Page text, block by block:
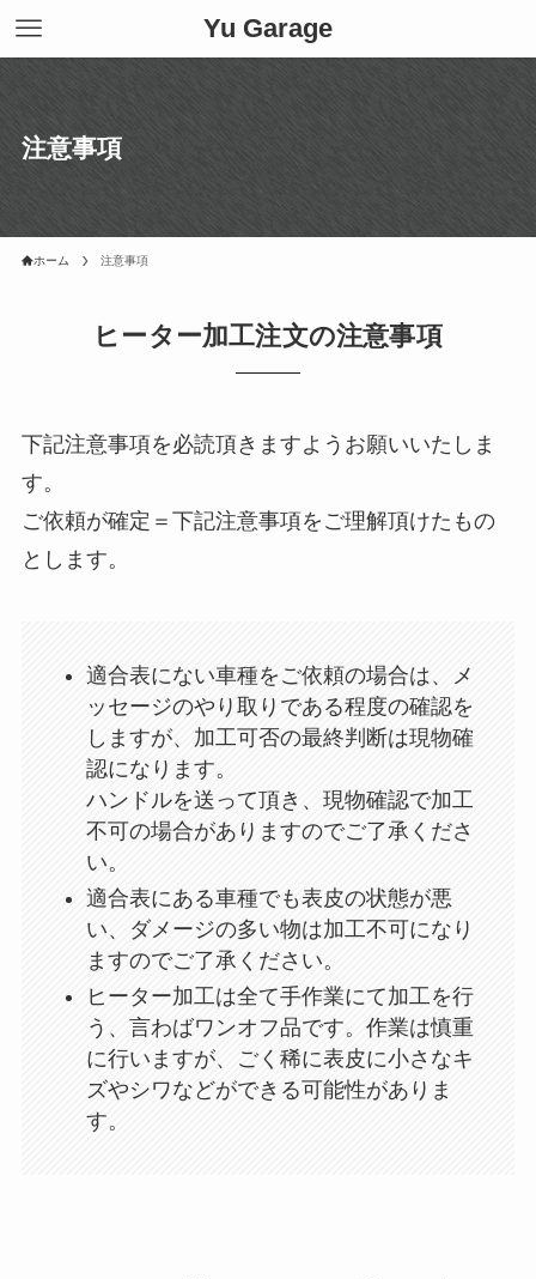
Yu Garage
注意事項
ホーム 注意事項
ヒーター加工注文の注意事項
下記注意事項を必読頂きますようお願いいたしま
す。
ご依頼が確定＝下記注意事項をご理解頂けたもの
とします。
適合表にない車種をご依頼の場合は、メ
ッセージのやり取りである程度の確認を
しますが、加工可否の最終判断は現物確
認になります。
ハンドルを送って頂き、現物確認で加工
不可の場合がありますのでご了承くださ
い。
適合表にある車種でも表皮の状態が悪
い、ダメージの多い物は加工不可になり
ますのでご了承ください。
ヒーター加工は全て手作業にて加工を行
う、言わばワンオフ品です。作業は慎重
に行いますが、ごく稀に表皮に小さなキ
ズやシワなどができる可能性がありま
す。